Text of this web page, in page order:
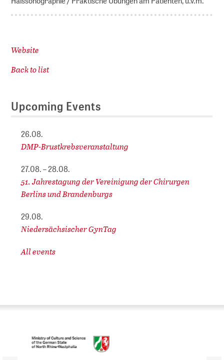
Website
Back to list
Upcoming Events
26.08.
DMP-Brustkrebsveranstaltung
27.08. – 28.08.
51. Jahrestagung der Vereinigung der Chirurgen
Berlins und Brandenburgs
29.08.
Niedersächsischer GynTag
All events